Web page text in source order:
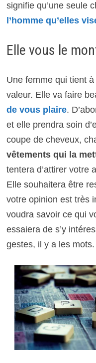
signifie qu’une seule
l’homme qu’elles
Elle vous le
Une femme qui tient
valeur. Elle va faire
de vous plaire.
et elle prendra soin
coupe de cheveux,
vêtements qui la
tentera d’attirer votre
Elle souhaitera être
votre opinion est très
voudra savoir ce qui
essaiera de s’y
gestes, il y a les mots.